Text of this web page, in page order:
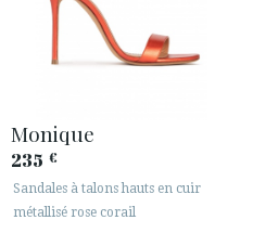
Monique
235 €
Sandales à talons hauts en cuir
métallisé rose corail